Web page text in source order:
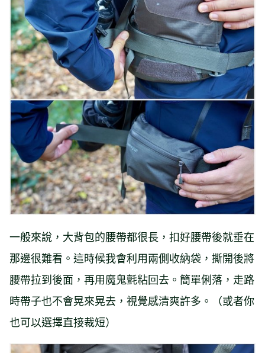
一般來說，大背包的腰帶都很長，扣好腰帶後就垂在
那邊很難看。這時候我會利用兩側收納袋，撕開後將
腰帶拉到後面，再用魔鬼氈粘回去。簡單俐落，走路
時帶子也不會晃來晃去，視覺感清爽許多。（或者你
也可以選擇直接裁短）